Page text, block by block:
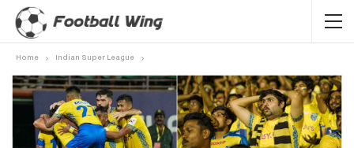
Home Indian Super League